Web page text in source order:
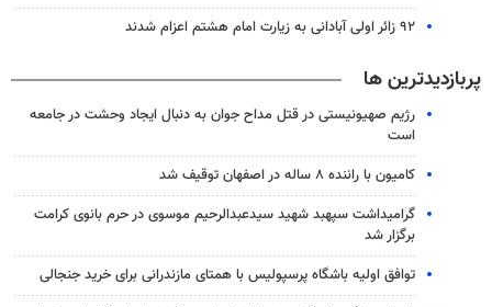
۹۲ زائر اولی آبادانی به زیارت امام هشتم اعزام شدند
پربازدیدترین ها
رژیم صهیونیستی در قتل مداح جوان به دنبال ایجاد وحشت در جامعه
است
کامیون با راننده ۸ ساله در اصفهان توقیف شد
گرامیداشت سپهبد شهید سیدعبدالرحیم موسوی در حرم بانوی کرامت
برگزار شد
توافق اولیه باشگاه پرسپولیس با همتای مازندرانی برای خرید جنجالی